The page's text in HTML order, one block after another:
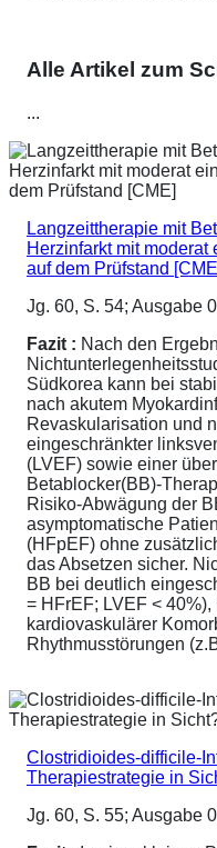
Alle Artikel zum
...
Langzeittherapie mit
Herzinfarkt mit
auf dem Prüfstand
Jg. 60, S. 54; Ausgabe
Fazit : Nach den
Südkorea kann bei
nach akutem
Revaskularisation und
eingeschränkter
(LVEF) sowie einer
Betablocker(BB)-
Risiko-Abwägung der
asymptomatische
(HFpEF) ohne
das Absetzen sicher.
BB bei deutlich
= HFrEF; LVEF <
kardiovaskulärer
Rhythmusstörungen
Clostridioides-difficile-
Therapiestrategie in
Jg. 60, S. 55; Ausgabe